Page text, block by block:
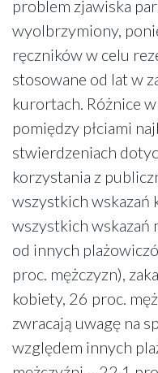
problem zjawiska
wyolbrzymiony,
ręczników w celu
stosowane od lat w
kurortach. Różnice
pomiędzy płciami
stwierdzeniach
korzystania z
wszystkich wskazań
wszystkich wskazań
od innych
proc. mężczyzn),
kobiety, 26 proc.
zwracają uwagę na
względem innych